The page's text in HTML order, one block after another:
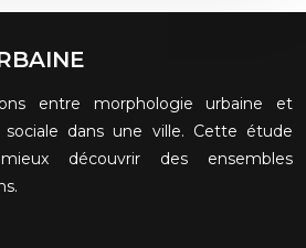
entre morphologie urbaine et
dans une ville. Cette étude
découvrir des ensembles